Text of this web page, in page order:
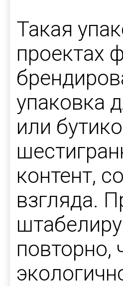
Такая
проектах
упаковка
или
контент,
взгляда.
повторно,